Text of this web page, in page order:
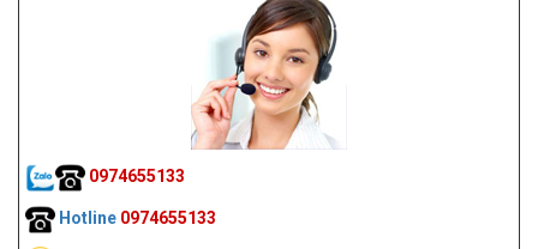
0974655133
Hotline 0974655133